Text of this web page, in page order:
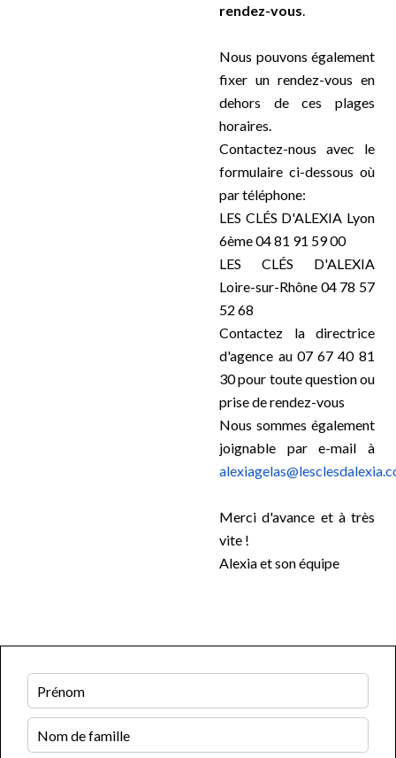
rendez-vous.
Nous pouvons également
fixer un rendez-vous en
dehors de ces plages
horaires.
Contactez-nous avec le
formulaire ci-dessous où
par téléphone:
LES CLÉS D'ALEXIA Lyon
6ème 04 81 91 59 00
LES CLÉS D'ALEXIA
Loire-sur-Rhône 04 78 57
52 68
Contactez la directrice
d'agence au 07 67 40 81
30 pour toute question ou
prise de rendez-vous
Nous sommes également
joignable par e-mail à
Merci d'avance et à très
vite !
Alexia et son équipe